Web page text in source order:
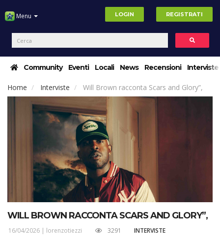
Menu LOGIN REGISTRATI
Community Eventi Locali News Recensioni Interviste
Home Interviste Will Brown racconta Scars and Glory”,
WILL BROWN RACCONTA SCARS AND GLORY”,
16/04/2026 | lorenzotiezzi 3291 INTERVISTE